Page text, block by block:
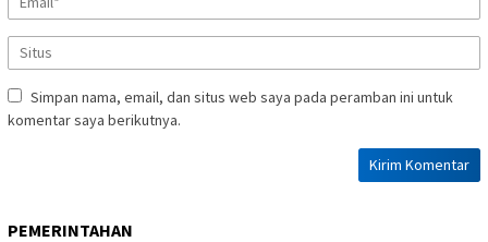
Simpan nama, email, dan situs web saya pada peramban ini untuk
komentar saya berikutnya.
PEMERINTAHAN